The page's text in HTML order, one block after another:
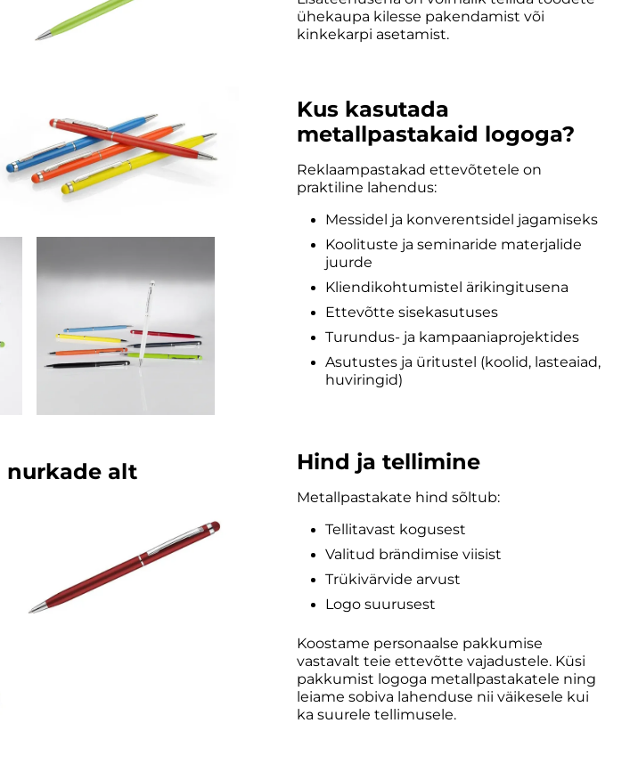
nurkade alt
ühekaupa kilesse pakendamist või
kinkekarpi asetamist.
Kus kasutada
metallpastakaid logoga?
Reklaampastakad ettevõtetele on
praktiline lahendus:
Messidel ja konverentsidel jagamiseks
Koolituste ja seminaride materjalide
juurde
Kliendikohtumistel ärikingitusena
Ettevõtte sisekasutuses
Turundus- ja kampaaniaprojektides
Asutustes ja üritustel (koolid, lasteaiad,
huviringid)
Hind ja tellimine
Metallpastakate hind sõltub:
Tellitavast kogusest
Valitud brändimise viisist
Trükivärvide arvust
Logo suurusest
Koostame personaalse pakkumise
vastavalt teie ettevõtte vajadustele. Küsi
pakkumist logoga metallpastakatele ning
leiame sobiva lahenduse nii väikesele kui
ka suurele tellimusele.